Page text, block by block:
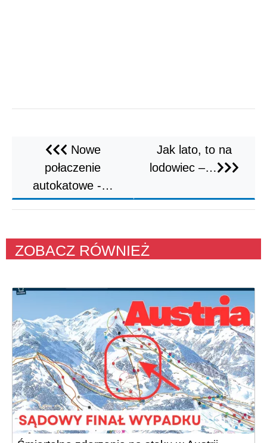
Nowe
połaczenie
autokatowe -…
Jak lato, to na
lodowiec –…
ZOBACZ RÓWNIEŻ